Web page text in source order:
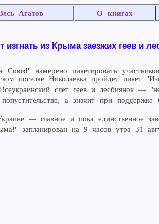
Агатов О книгах
из Крыма заезжих геев и
намерено пикетировать
поселке Николаевка пройдет пикет
слет геев и лесбиянок —
а значит при
— главное и пока единственное
запланирован на 9 часов утра 31